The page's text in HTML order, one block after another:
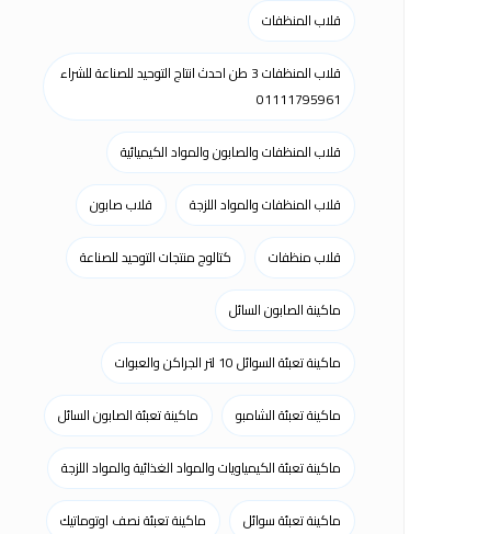
قلاب المنظفات
قلاب المنظفات 3 طن احدث انتاج التوحيد للصناعة للشراء
01111795961
قلاب المنظفات والصابون والمواد الكيميائية
قلاب المنظفات والمواد اللزجة قلاب صابون
قلاب منظفات كتالوج منتجات التوحيد للصناعة
ماكينة الصابون السائل
ماكينة تعبئة السوائل 10 لتر الجراكن والعبوات
ماكينة تعبئة الشامبو ماكينة تعبئة الصابون السائل
ماكينة تعبئة الكيمياويات والمواد الغذائية والمواد اللزجة
ماكينة تعبئة سوائل ماكينة تعبئة نصف اوتوماتيك